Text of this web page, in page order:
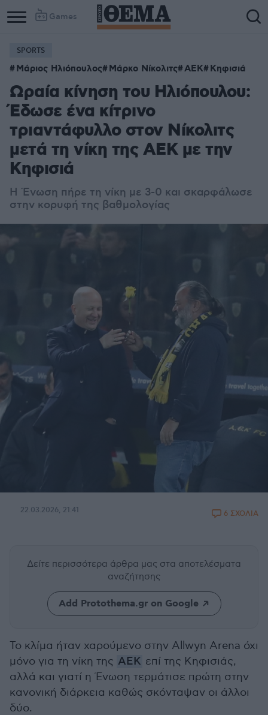
Games
SPORTS
Μάριος Ηλιόπουλος Μάρκο Νίκολιτς ΑΕΚ Κηφισιά
Ωραία κίνηση του Ηλιόπουλου:
Έδωσε ένα κίτρινο
τριαντάφυλλο στον Νίκολιτς
μετά τη νίκη της ΑΕΚ με την
Κηφισιά
Η Ένωση πήρε τη νίκη με 3-0 και σκαρφάλωσε
στην κορυφή της βαθμολογίας
22.03.2026, 21:41 6 ΣΧΟΛΙΑ
Δείτε περισσότερα άρθρα μας στα αποτελέσματα
αναζήτησης
Add Protothema.gr on Google
Το κλίμα ήταν χαρούμενο στην Allwyn Arena όχι
μόνο για τη νίκη της ΑΕΚ επί της Κηφισιάς,
αλλά και γιατί η Ένωση τερμάτισε πρώτη στην
κανονική διάρκεια καθώς σκόνταψαν οι άλλοι
δύο.